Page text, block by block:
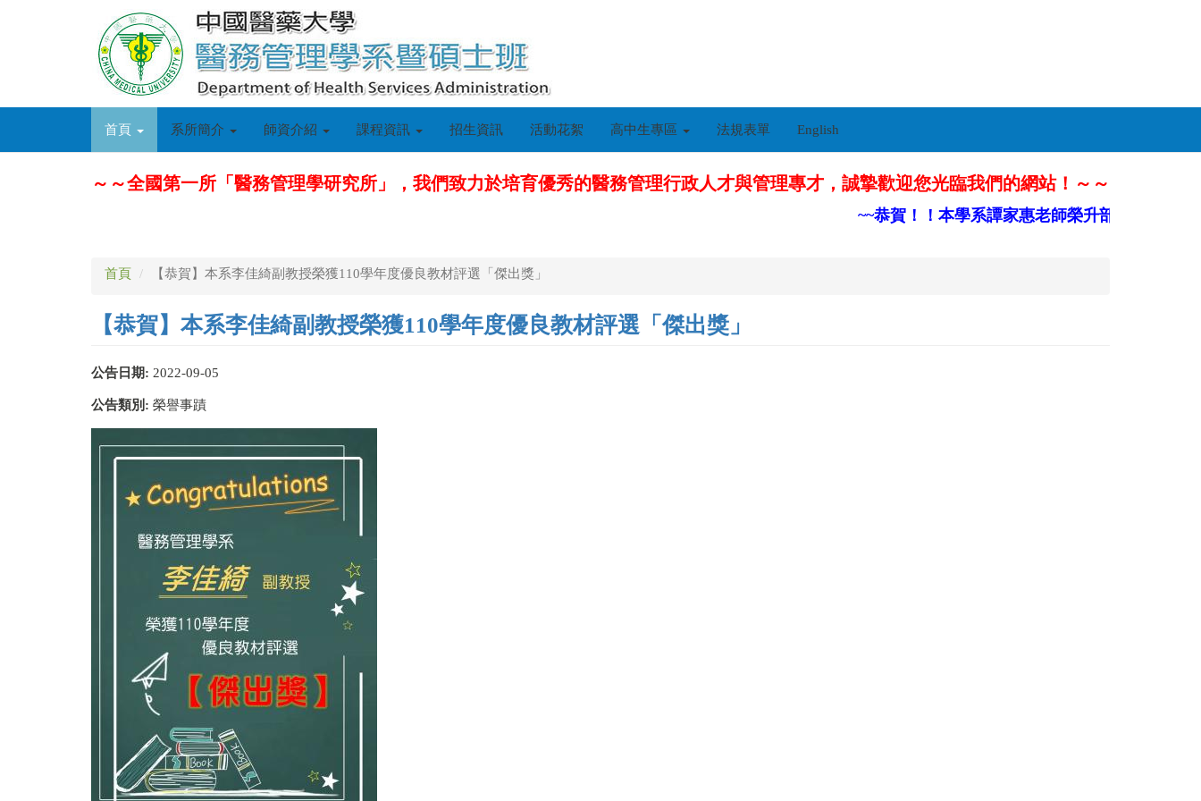
首頁 系所簡介 師資介紹 課程資訊 招生資訊 活動花絮 高中生專區 法規表單 English
～～全國第一所「醫務管理學研究所」，我們致力於培育優秀的醫務管理行政人才與管理專才，誠摯歡迎您光臨我們的網站！～～
~~恭賀！！本學系譚家惠老師榮升部定副教授~~
首頁 【恭賀】本系李佳綺副教授榮獲110學年度優良教材評選「傑出獎」
【恭賀】本系李佳綺副教授榮獲110學年度優良教材評選「傑出獎」
公告日期: 2022-09-05
公告類別: 榮譽事蹟